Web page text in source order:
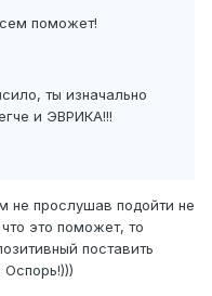
поможет!
ты изначально
и ЭВРИКА!!!
не прослушав подойти не
это поможет, то
поставить